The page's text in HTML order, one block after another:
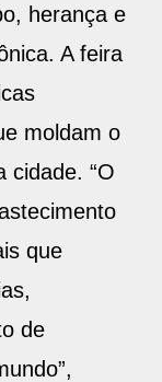
herança e
A feira
moldam o
cidade. “O
que
de